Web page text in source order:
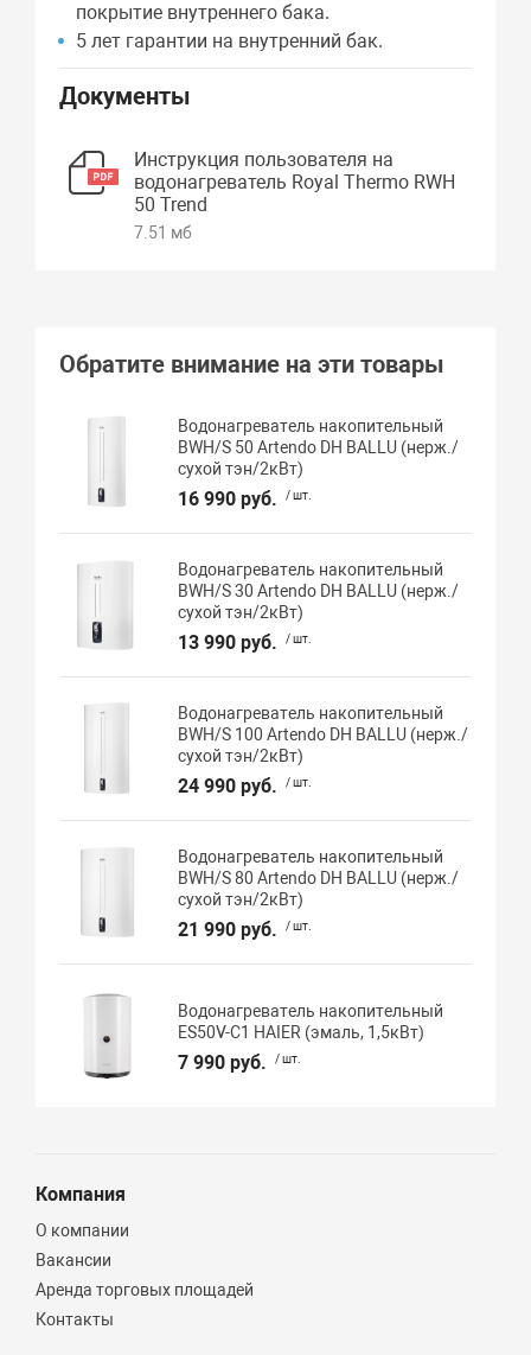
покрытие внутреннего бака.
5 лет гарантии на внутренний бак.
Документы
Инструкция пользователя на
водонагреватель Royal Thermo RWH
50 Trend
7.51 мб
Обратите внимание на эти товары
Водонагреватель накопительный
BWH/S 50 Artendo DH BALLU (нерж./
сухой тэн/2кВт)
16 990 руб. / шт.
Водонагреватель накопительный
BWH/S 30 Artendo DH BALLU (нерж./
сухой тэн/2кВт)
13 990 руб. / шт.
Водонагреватель накопительный
BWH/S 100 Artendo DH BALLU (нерж./
сухой тэн/2кВт)
24 990 руб. / шт.
Водонагреватель накопительный
BWH/S 80 Artendo DH BALLU (нерж./
сухой тэн/2кВт)
21 990 руб. / шт.
Водонагреватель накопительный
ES50V-C1 HAIER (эмаль, 1,5кВт)
7 990 руб. / шт.
Компания
О компании
Вакансии
Аренда торговых площадей
Контакты